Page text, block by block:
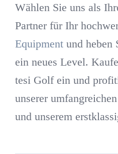
Wählen Sie uns als
Partner für Ihr
Equipmentund heben
ein neues Level.
tesi Golf ein und
unserer
und unserem